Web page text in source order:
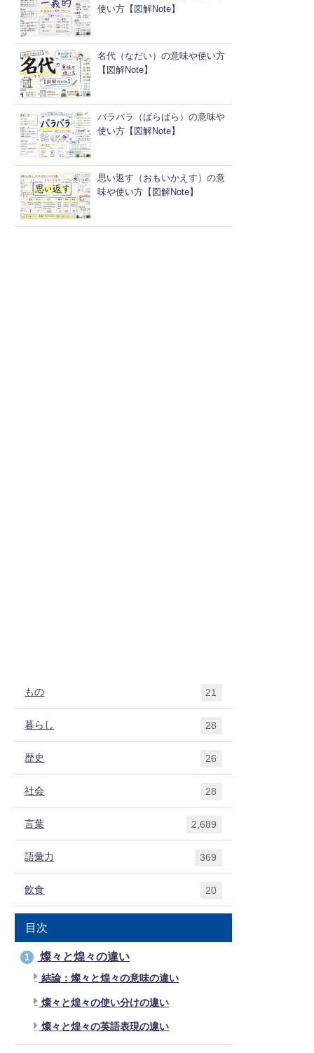
使い方【図解Note】
名代（なだい）の意味や使い方
【図解Note】
バラバラ（ばらばら）の意味や
使い方【図解Note】
思い返す（おもいかえす）の意
味や使い方【図解Note】
もの 21
暮らし 28
歴史 26
社会 28
言葉 2,689
語彙力 369
飲食 20
目次
1 燦々と煌々の違い
結論：燦々と煌々の意味の違い
燦々と煌々の使い分けの違い
燦々と煌々の英語表現の違い